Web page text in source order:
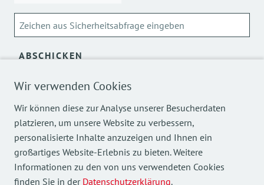
Wir verwenden Cookies
Wir können diese zur Analyse unserer Besucherdaten
platzieren, um unsere Website zu verbessern,
personalisierte Inhalte anzuzeigen und Ihnen ein
großartiges Website-Erlebnis zu bieten. Weitere
Informationen zu den von uns verwendeten Cookies
finden Sie in der Datenschutzerklärung.
ABSCHICKEN
Über die Verarbeitung meiner personenbezogenen Daten